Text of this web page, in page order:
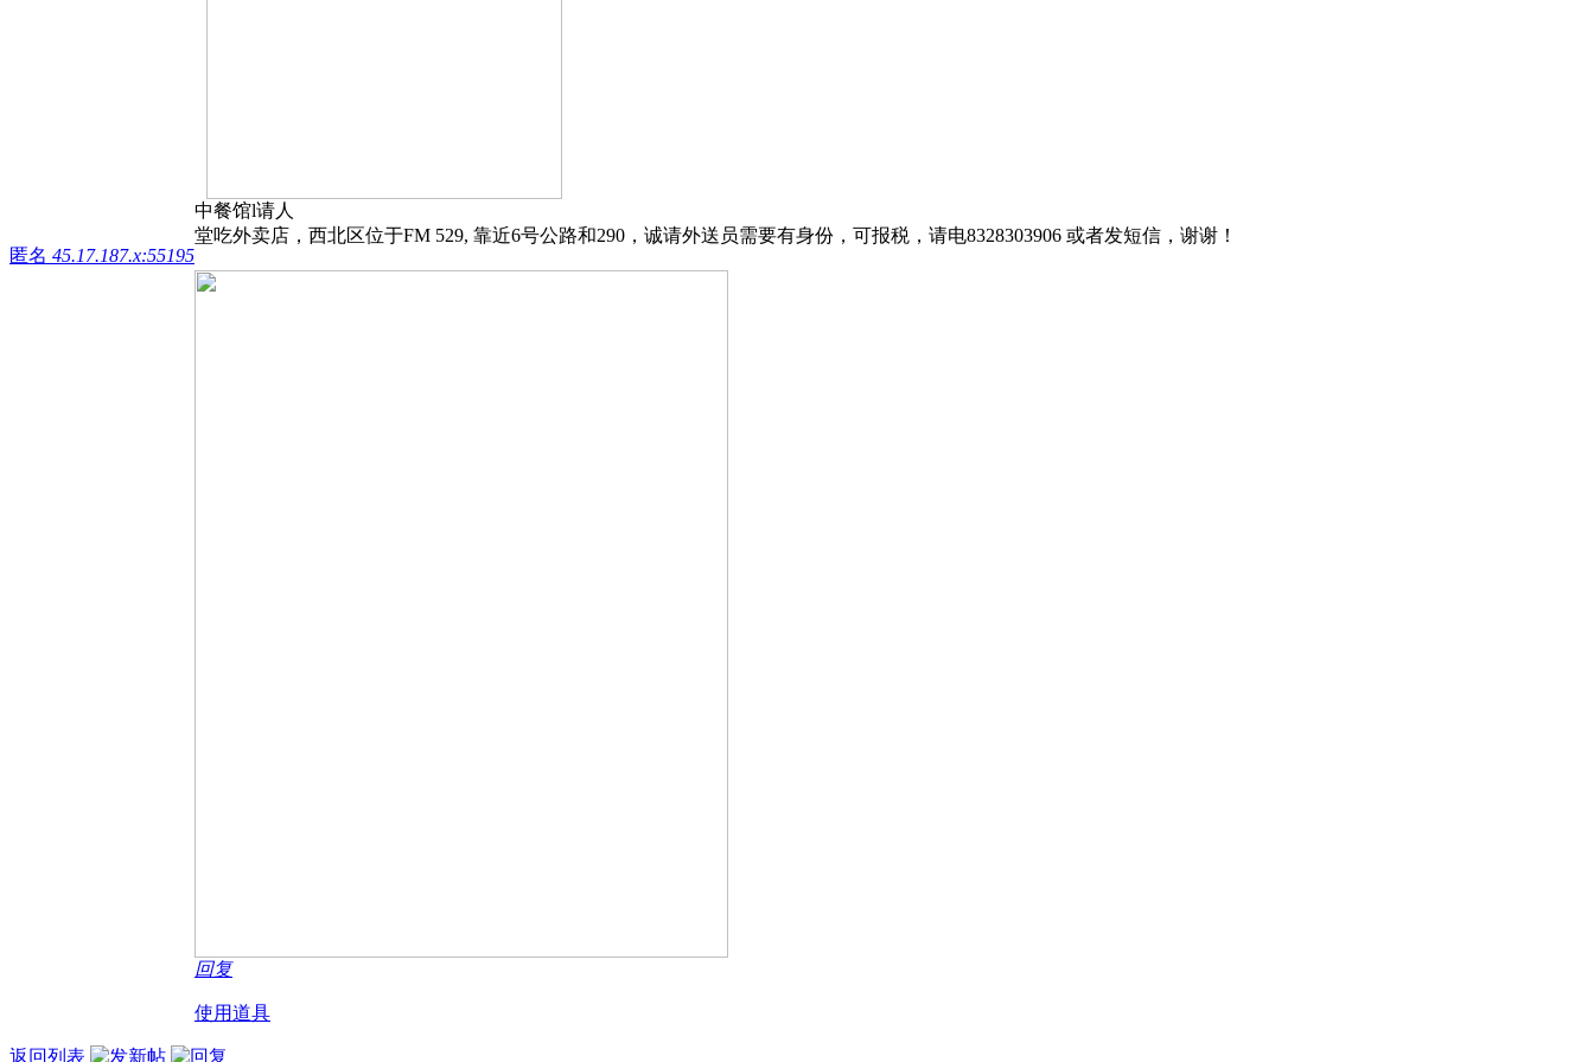
匿名 45.17.187.x:55195
中餐馆l请人
堂吃外卖店，西北区位于FM 529, 靠近6号公路和290，诚请外送员需要有身份，可报税，请电8328303906 或者发短信，谢谢！
回复
使用道具
返回列表